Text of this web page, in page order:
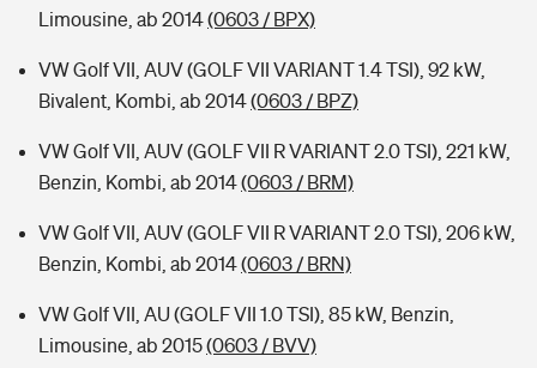
Limousine, ab 2014(0603 / BPX)
VW Golf VII, AUV (GOLF VII VARIANT 1.4 TSI), 92 kW,
Bivalent, Kombi, ab 2014(0603 / BPZ)
VW Golf VII, AUV (GOLF VII R VARIANT 2.0 TSI), 221 kW,
Benzin, Kombi, ab 2014(0603 / BRM)
VW Golf VII, AUV (GOLF VII R VARIANT 2.0 TSI), 206 kW,
Benzin, Kombi, ab 2014(0603 / BRN)
VW Golf VII, AU (GOLF VII 1.0 TSI), 85 kW, Benzin,
Limousine, ab 2015(0603 / BVV)